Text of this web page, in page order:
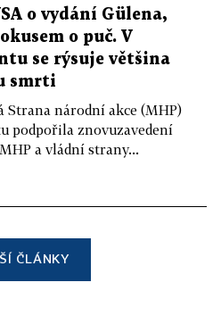
o vydání Gülena,
o puč. V
se rýsuje většina
smrti
Strana národní akce (MHP)
podpořila znovuzavedení
a vládní strany...
ČLÁNKY